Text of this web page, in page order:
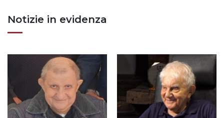
Notizie in evidenza